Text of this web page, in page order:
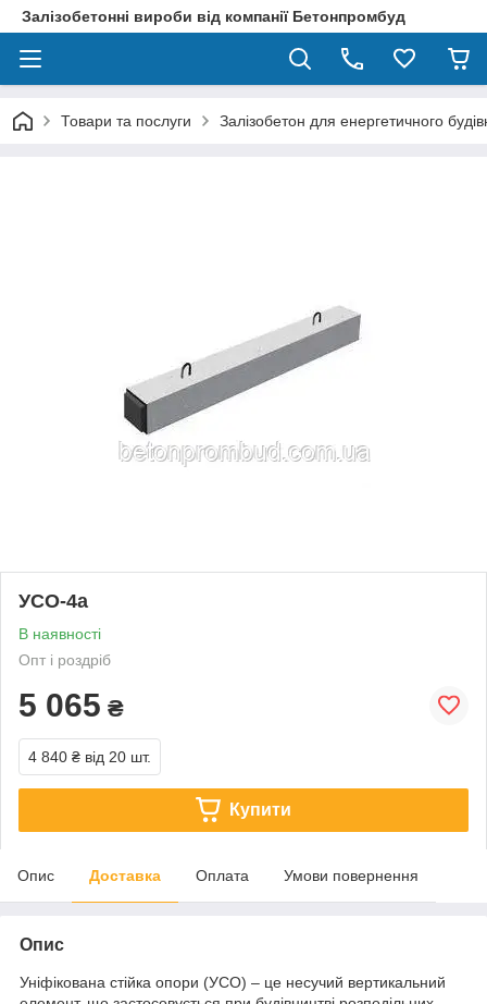
Залізобетонні вироби від компанії Бетонпромбуд
Товари та послуги Залізобетон для енергетичного
УСО-4а
В наявності
Опт і роздріб
5 065 ₴
4 840 ₴ від 20 шт.
Купити
Опис Доставка Оплата Умови повернення
Опис
Уніфікована стійка опори (УСО) – це несучий вертикальний